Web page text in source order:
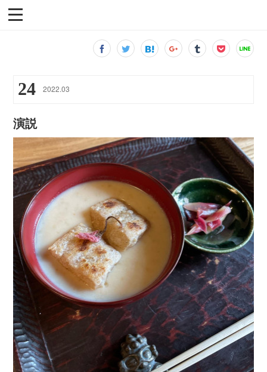
24 2022.03
演説